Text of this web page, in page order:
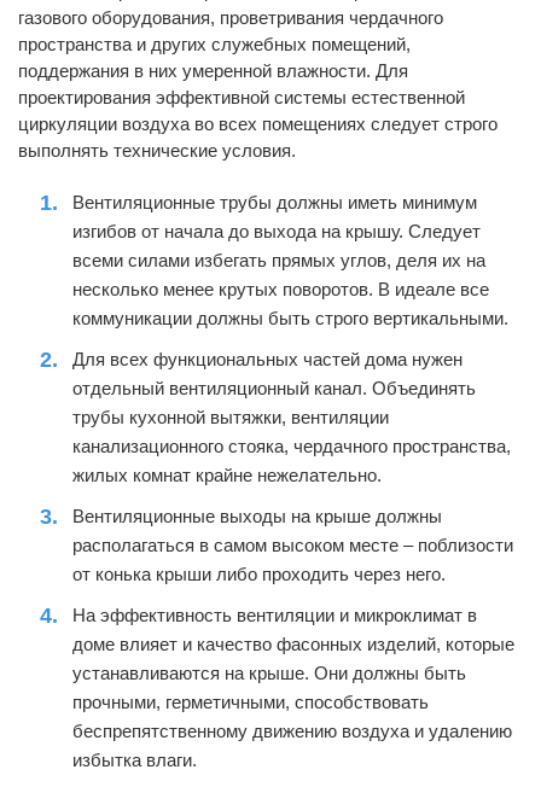
газового оборудования, проветривания чердачного
пространства и других служебных помещений,
поддержания в них умеренной влажности. Для
проектирования эффективной системы естественной
циркуляции воздуха во всех помещениях следует строго
выполнять технические условия.
Вентиляционные трубы должны иметь минимум
изгибов от начала до выхода на крышу. Следует
всеми силами избегать прямых углов, деля их на
несколько менее крутых поворотов. В идеале все
коммуникации должны быть строго вертикальными.
Для всех функциональных частей дома нужен
отдельный вентиляционный канал. Объединять
трубы кухонной вытяжки, вентиляции
канализационного стояка, чердачного пространства,
жилых комнат крайне нежелательно.
Вентиляционные выходы на крыше должны
располагаться в самом высоком месте – поблизости
от конька крыши либо проходить через него.
На эффективность вентиляции и микроклимат в
доме влияет и качество фасонных изделий, которые
устанавливаются на крыше. Они должны быть
прочными, герметичными, способствовать
беспрепятственному движению воздуха и удалению
избытка влаги.